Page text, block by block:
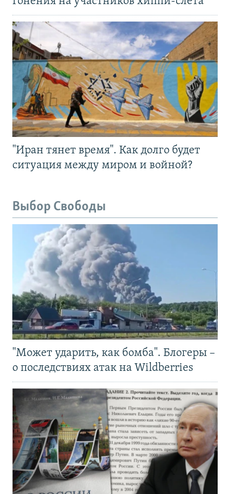
"Иран тянет время". Как долго будет
ситуация между миром и войной?
Выбор Свободы
"Может ударить, как бомба". Блогеры –
о последствиях атак на Wildberries